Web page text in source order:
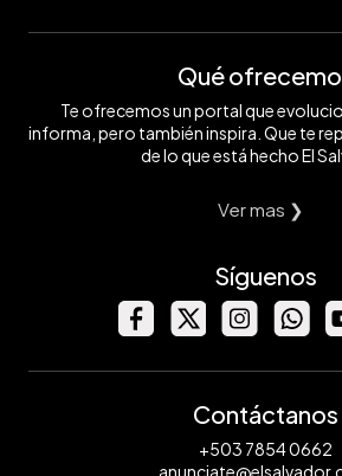
Qué
Te ofrecemos un portal que
informa, pero también inspira. Que te
de lo que está hecho El
Ver mas ❯
Síguenos
Contáctanos
+503 7854 0662